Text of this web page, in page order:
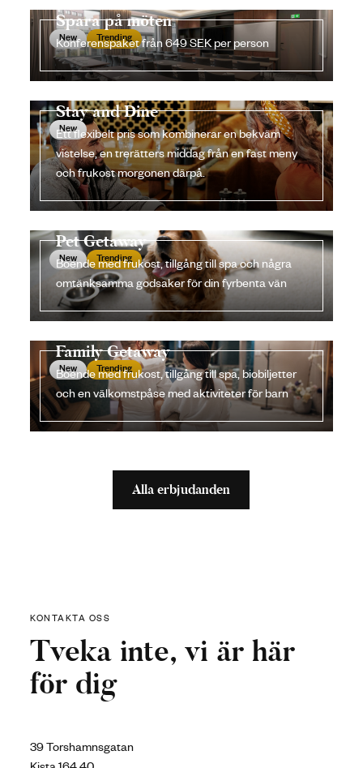
Spara på möten
Konferenspaket från 649 SEK per person
New Trending
Stay and Dine
Ett flexibelt pris som kombinerar en bekväm
vistelse, en trerätters middag från en fast meny
och frukost morgonen därpå.
New
Pet Getaway
Boende med frukost, tillgång till spa och några
omtänksamma godsaker för din fyrbenta vän
New Trending
Family Getaway
Boende med frukost, tillgång till spa, biobiljetter
och en välkomstpåse med aktiviteter för barn
New Trending
Alla erbjudanden
KONTAKTA OSS
Tveka inte, vi är här
för dig
39 Torshamnsgatan